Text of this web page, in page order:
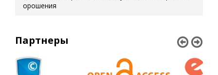
орошения
Партнеры